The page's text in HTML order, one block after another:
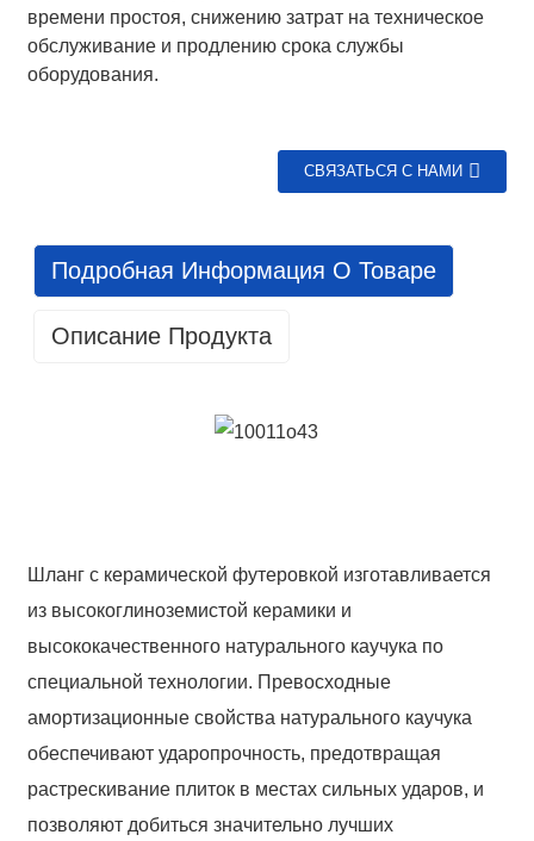
времени простоя, снижению затрат на техническое
обслуживание и продлению срока службы
оборудования.
СВЯЗАТЬСЯ С НАМИ
Подробная Информация О Товаре
Описание Продукта
Шланг с керамической футеровкой изготавливается
из высокоглиноземистой керамики и
высококачественного натурального каучука по
специальной технологии. Превосходные
амортизационные свойства натурального каучука
обеспечивают ударопрочность, предотвращая
растрескивание плиток в местах сильных ударов, и
позволяют добиться значительно лучших
GET IN TOUCH WITH US
info@hesperrubber.com
Enter a Warming that does not meet the criteria!